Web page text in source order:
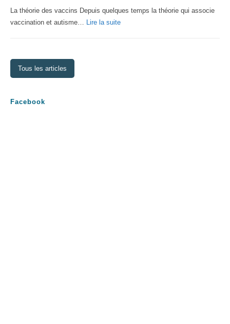
La théorie des vaccins Depuis quelques temps la théorie qui associe
vaccination et autisme… Lire la suite:
Tous les articles
Facebook